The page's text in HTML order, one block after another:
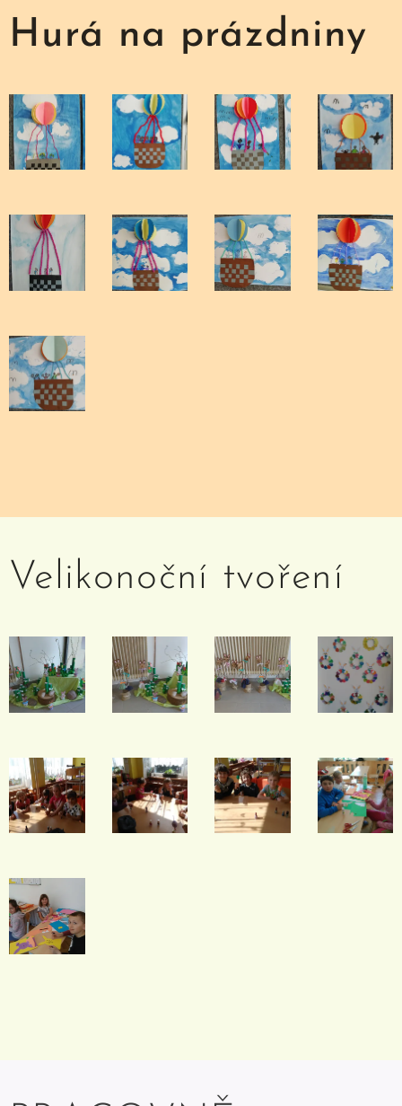
Hurá na prázdniny
Velikonoční tvoření